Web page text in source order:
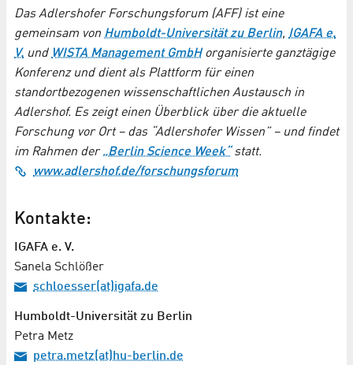
Das Adlershofer Forschungsforum (AFF) ist eine
gemeinsam von Humboldt-Universität zu Berlin, IGAFA e.
V. und WISTA Management GmbHorganisierte ganztägige
Konferenz und dient als Plattform für einen
standortbezogenen wissenschaftlichen Austausch in
Adlershof. Es zeigt einen Überblick über die aktuelle
Forschung vor Ort – das “Adlershofer Wissen” – und findet
im Rahmen der„Berlin Science Week“statt.
www.adlershof.de/forschungsforum
Kontakte:
IGAFA e. V.
Sanela Schlößer
schloesser(at)igafa.de
Humboldt-Universität zu Berlin
Petra Metz
petra.metz(at)hu-berlin.de